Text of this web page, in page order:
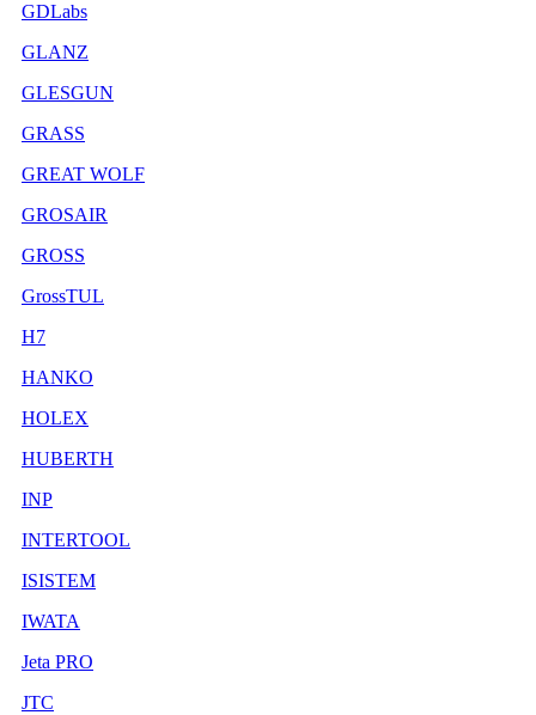
GDLabs
GLANZ
GLESGUN
GRASS
GREAT WOLF
GROSAIR
GROSS
GrossTUL
H7
HANKO
HOLEX
HUBERTH
INP
INTERTOOL
ISISTEM
IWATA
Jeta PRO
JTC